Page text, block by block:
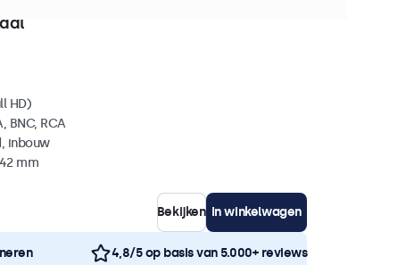
HD)
BNC, RCA
inbouw
mm
Bekijken In winkelwagen
4,8/5 op basis van 5.000+ reviews